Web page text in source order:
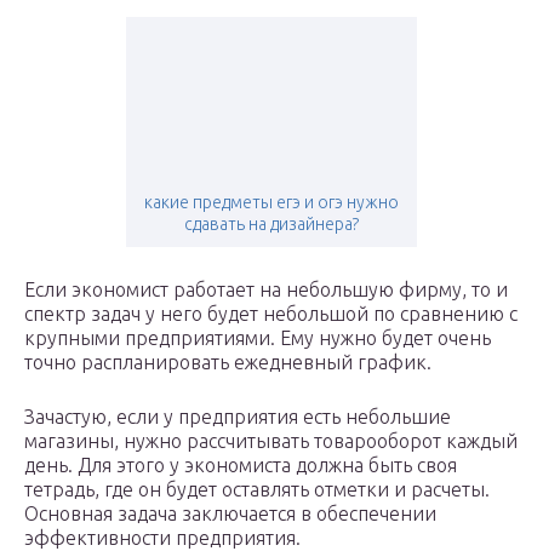
​​какие предметы егэ и огэ нужно
сдавать на дизайнера?
Если экономист работает на небольшую фирму, то и
спектр задач у него будет небольшой по сравнению с
крупными предприятиями. Ему нужно будет очень
точно распланировать ежедневный график.
Зачастую, если у предприятия есть небольшие
магазины, нужно рассчитывать товарооборот каждый
день. Для этого у экономиста должна быть своя
тетрадь, где он будет оставлять отметки и расчеты.
Основная задача заключается в обеспечении
эффективности предприятия.